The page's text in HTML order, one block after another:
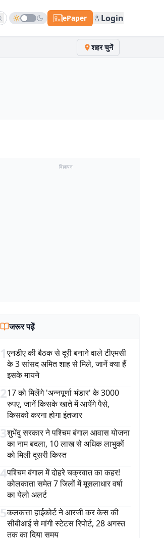
ePaper Login
शहर चुनें
विज्ञापन
जरूर पढ़ें
1एनडीए की बैठक से दूरी बनाने वाले टीएमसी
के 3 सांसद अमित शाह से मिले, जानें क्या हैं
इसके मायने
217 को मिलेंगे 'अन्नपूर्णा भंडार' के 3000
रुपए, जानें किसके खाते में आयेंगे पैसे,
किसको करना होगा इंतजार
3शुभेंदु सरकार ने पश्चिम बंगाल आवास योजना
का नाम बदला, 10 लाख से अधिक लाभुकों
को मिली दूसरी किस्त
4पश्चिम बंगाल में दोहरे चक्रवात का कहर!
कोलकाता समेत 7 जिलों में मूसलाधार वर्षा
का येलो अलर्ट
5कलकत्ता हाईकोर्ट ने आरजी कर केस की
सीबीआई से मांगी स्टेटस रिपोर्ट, 28 अगस्त
तक का दिया समय